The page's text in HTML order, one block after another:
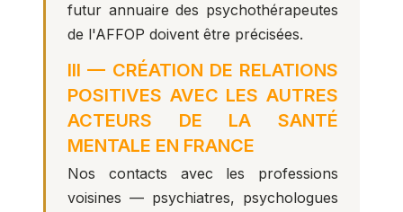
futur annuaire des psychothérapeutes
de l'AFFOP doivent être précisées.
III — CRÉATION DE RELATIONS
POSITIVES AVEC LES AUTRES
ACTEURS DE LA SANTÉ
MENTALE EN FRANCE
Nos contacts avec les professions
voisines — psychiatres, psychologues